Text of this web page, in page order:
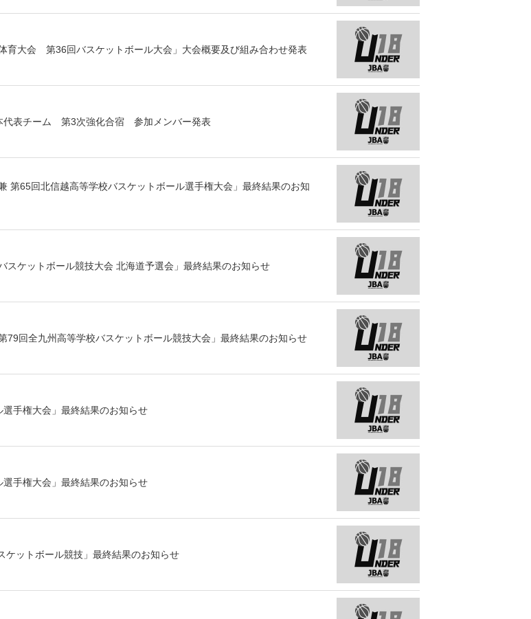
育大会 第36回バスケットボール大会」大会概要及び組み合わせ発表
代表チーム 第3次強化合宿 参加メンバー発表
第65回北信越高等学校バスケットボール選手権大会」最終結果のお知
スケットボール競技大会 北海道予選会」最終結果のお知らせ
79回全九州高等学校バスケットボール競技大会」最終結果のお知らせ
選手権大会」最終結果のお知らせ
選手権大会」最終結果のお知らせ
ケットボール競技」最終結果のお知らせ